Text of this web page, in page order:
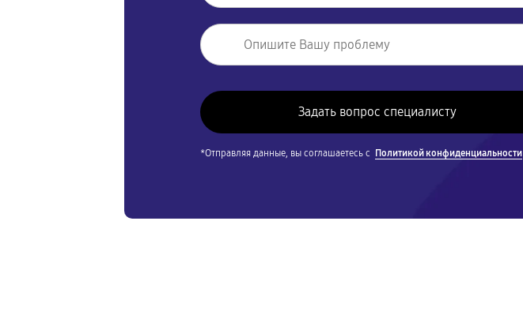
*Отправляя данные, вы соглашаетесь с Политикой конфиденциальности